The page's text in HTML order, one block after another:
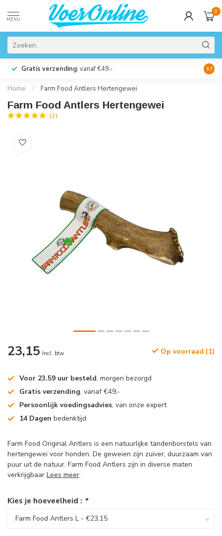
MENU
0
Gratis verzending, vanaf €49,- 9.7
Home / Farm Food Antlers Hertengewei
Farm Food Antlers Hertengewei
(2)
23,15 Incl. btw Op voorraad (1)
Voor 23.59 uur besteld, morgen bezorgd
Gratis verzending, vanaf €49,-
Persoonlijk voedingsadvies, van onze expert
14 Dagen bedenktijd
Farm Food Original Antlers is een natuurlijke tandenborstels van
hertengewei voor honden. De geweien zijn zuiver, duurzaam van
puur uit de natuur. Farm Food Antlers zijn in diverse maten
verkrijgbaar Lees meer.
Kies je hoeveelheid : *